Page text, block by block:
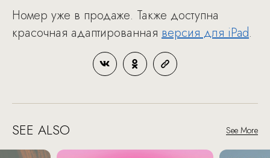
Номер уже в продаже. Также доступна
красочная адаптированная версия для iPad.
SEE ALSO See More